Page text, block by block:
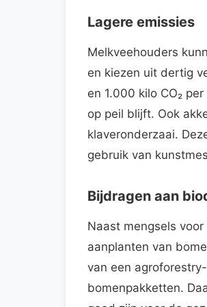
Lagere emissies
Melkveehouders
en kiezen uit dertig
en 1.000 kilo CO₂
op peil blijft. Ook
klaveronderzaai.
gebruik van
Bijdragen aan
Naast mengsels
aanplanten van
van een
bomenpakketten.